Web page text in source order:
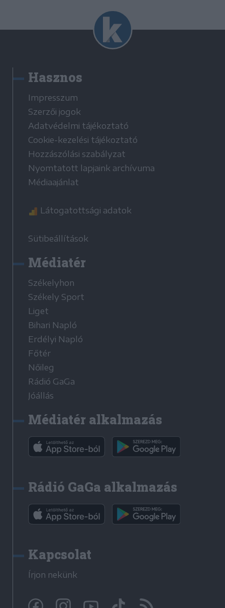
Hasznos
Impresszum
Szerzői jogok
Adatvédelmi tájékoztató
Cookie-kezelési tájékoztató
Hozzászólási szabályzat
Nyomtatott lapjaink archívuma
Médiaajánlat
Látogatottsági adatok
Sütibeállítások
Médiatér
Székelyhon
Székely Sport
Liget
Bihari Napló
Erdélyi Napló
Főtér
Nőileg
Rádió GaGa
Jóállás
Médiatér alkalmazás
Rádió GaGa alkalmazás
Kapcsolat
Írjon nekünk